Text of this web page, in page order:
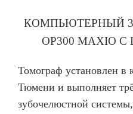
КОМПЬЮТЕРНЫЙ
OP300 MAXIO
Томограф установлен
Тюмени и выполняет
зубочелюстной